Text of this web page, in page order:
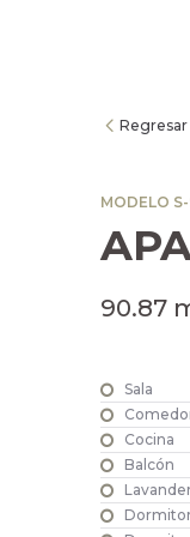
Regresar
MODELO
90.87
Sala
Cocina
Balcón